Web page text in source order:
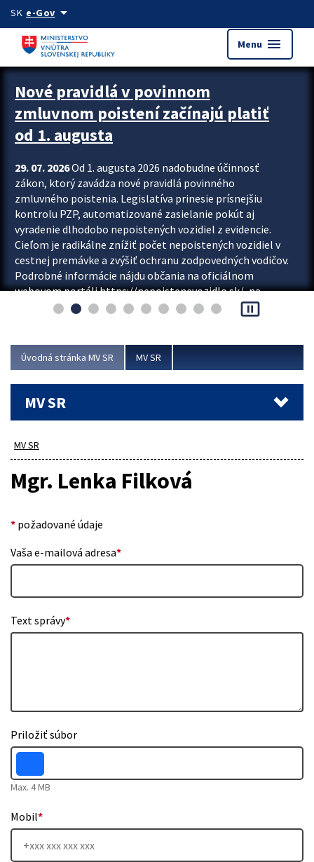
Preskocit na hlavný obsah
SK e-Govarrow_drop_down
Menu menu
Zastavit automatický posun upútavok
Nové pravidlá v povinnom
zmluvnom poistení začínajú platiť
od 1. augusta
29. 07. 2026Od 1. augusta 2026 nadobudne účinnosť
zákon, ktorý zavádza nové pravidlá povinného
zmluvného poistenia. Legislatíva prinesie prísnejšiu
kontrolu PZP, automatizované zasielanie pokút aj
vyradenie dlhodobo nepoistených vozidiel z evidencie.
Cieľom je radikálne znížiť počet nepoistených vozidiel v
cestnej premávke a zvýšiť ochranu zodpovedných vodičov.
Podrobné informácie nájdu občania na oficiálnom
webovom portáli https://nepoistenevozidlo.sk/, na
ktorom od augusta pribudne aj možnosť overiť si...
pause_presentation
Úvodná stránka MV SR MV SR
MV SR
MV SR
Mgr. Lenka Filková
* požadované údaje
Vaša e-mailová adresa*
Text správy*
Priložiť súbor
Max. 4 MB
Mobil*